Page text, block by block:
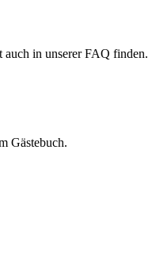
auch in unserer FAQ finden.
Gästebuch.